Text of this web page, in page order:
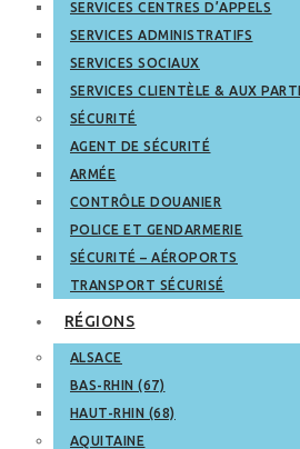
SERVICES CENTRES D’APPELS
SERVICES ADMINISTRATIFS
SERVICES SOCIAUX
SERVICES CLIENTÈLE & AUX
SÉCURITÉ
AGENT DE SÉCURITÉ
ARMÉE
CONTRÔLE DOUANIER
POLICE ET GENDARMERIE
SÉCURITÉ – AÉROPORTS
TRANSPORT SÉCURISÉ
RÉGIONS
ALSACE
BAS-RHIN (67)
HAUT-RHIN (68)
AQUITAINE